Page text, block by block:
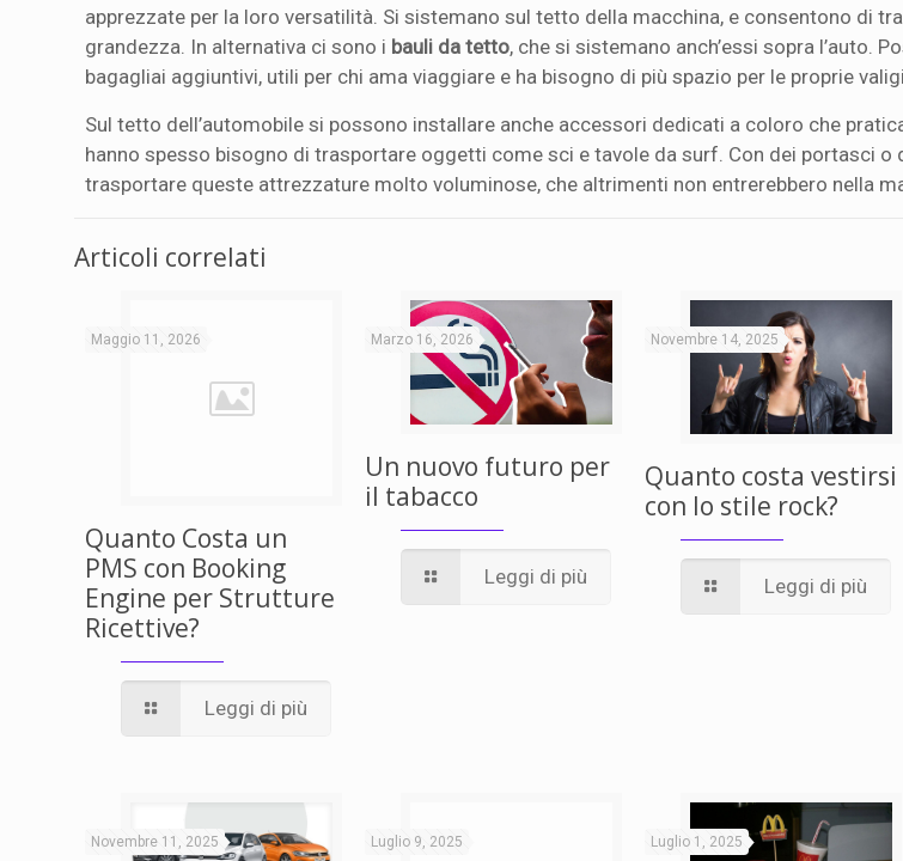
apprezzate per la loro versatilità. Si sistemano sul tetto della macchina, e consentono di
grandezza. In alternativa ci sono i bauli da tetto, che si sistemano anch’essi sopra l’auto.
bagagliai aggiuntivi, utili per chi ama viaggiare e ha bisogno di più spazio per le proprie
Sul tetto dell’automobile si possono installare anche accessori dedicati a coloro che
hanno spesso bisogno di trasportare oggetti come sci e tavole da surf. Con dei portasci o
trasportare queste attrezzature molto voluminose, che altrimenti non entrerebbero nella
Articoli correlati
Maggio 11, 2026
Quanto Costa un
PMS con Booking
Engine per Strutture
Ricettive?
Leggi di più
Marzo 16, 2026
Un nuovo futuro per
il tabacco
Leggi di più
Novembre 14, 2025
Quanto costa vestirsi
con lo stile rock?
Leggi di più
Novembre 11, 2025 Luglio 9, 2025 Luglio 1, 2025